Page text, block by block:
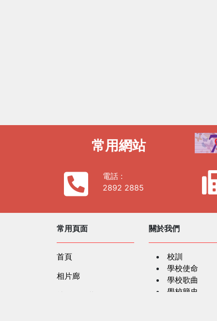
常用網站
電話 :
2892 2885
常用頁面
首頁
相片廊
社區及公共關係
關於我們
校訓
學校使命
學校歌曲
學校簡史